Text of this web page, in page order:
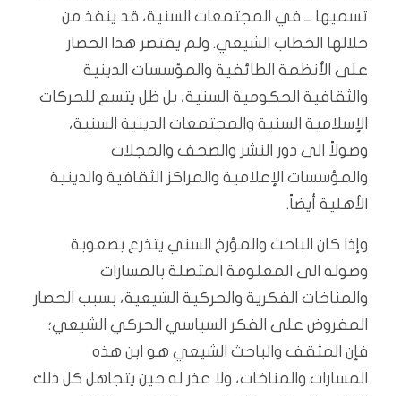
تسميها ــ في المجتمعات السنية، قد ينفذ من
خلالها الخطاب الشيعي. ولم يقتصر هذا الحصار
على الأنظمة الطائفية والمؤسسات الدينية
والثقافية الحكومية السنية، بل ظل يتسع للحركات
الإسلامية السنية والمجتمعات الدينية السنية،
وصولاً الى دور النشر والصحف والمجلات
والمؤسسات الإعلامية والمراكز الثقافية والدينية
الأهلية أيضاً.
وإذا كان الباحث والمؤرخ السني يتذرع بصعوبة
وصوله الى المعلومة المتصلة بالمسارات
والمناخات الفكرية والحركية الشيعية، بسبب الحصار
المفروض على الفكر السياسي الحركي الشيعي؛
فإن المثقف والباحث الشيعي هو ابن هذه
المسارات والمناخات، ولا عذر له حين يتجاهل كل ذلك